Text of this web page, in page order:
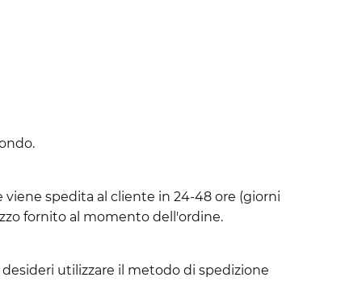
spedita al cliente in 24-48 ore (giorni
fornito al momento dell'ordine.
utilizzare il metodo di spedizione